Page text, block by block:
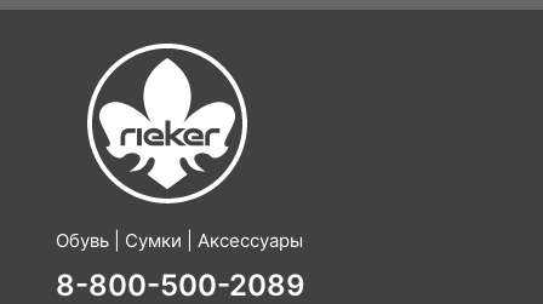
Обувь | Сумки | Аксессуары
8-800-500-2089